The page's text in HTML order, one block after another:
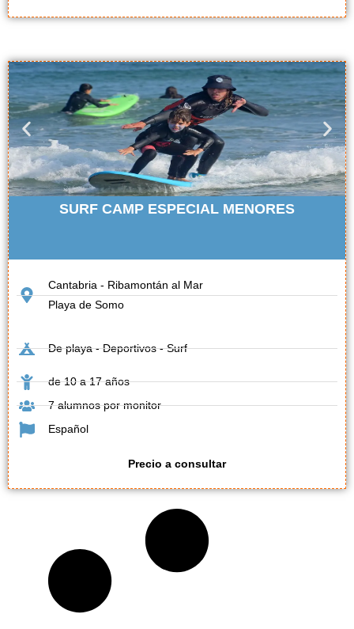
SURF CAMP ESPECIAL MENORES
Cantabria - Ribamontán al Mar
Playa de Somo
De playa - Deportivos - Surf
de 10 a 17 años
7 alumnos por monitor
Español
Precio a consultar